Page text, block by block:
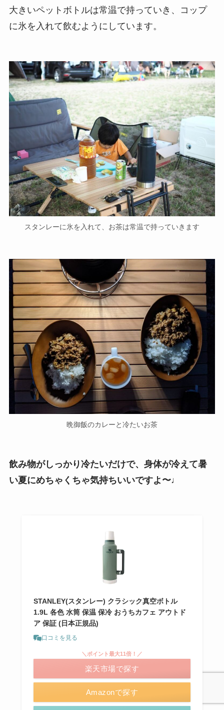
大きいペットボトルは常温で持っていき、コップ
に氷を入れて飲むようにしています。
スタンレーに氷を入れて、お茶は常温で持っていきます
晩御飯のカレーと冷たいお茶
飲み物がしっかり冷たいだけで、身体が冷えて暑
い夏にめちゃくちゃ気持ちいいですよ〜♩
STANLEY(スタンレー) クラシック真空ボトル
1.9L 各色 水筒 保温 保冷 おうちカフェ アウトド
ア 保証 (日本正規品)
口コミを見る
Amazonで探す
＼ポイント最大11倍！／
楽天市場で探す